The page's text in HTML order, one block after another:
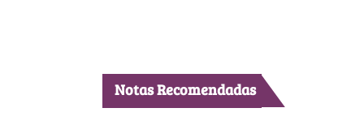
Notas Recomendadas